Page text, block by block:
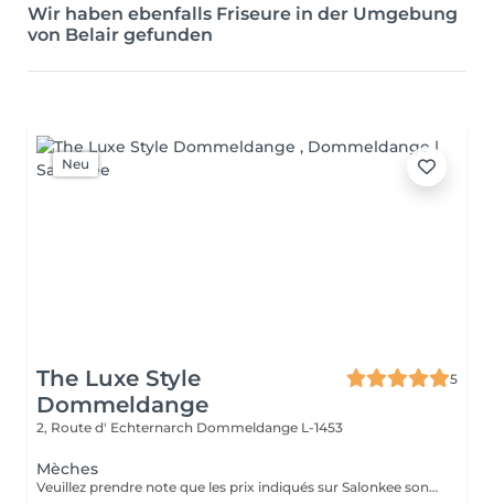
Wir haben ebenfalls Friseure in der Umgebung
von Belair gefunden
Neu
The Luxe Style
Dommeldange
5
2, Route d' Echternarch Dommeldange L-1453
Mèches
Veuillez prendre note que les prix indiqués sur Salonkee sont communiqués à titre informatif et s'entendent de base. Ces derniers sont susceptibles de varier selon le diagnostic réalisé à votre arrivée au salon et l'expertise du professionnel à qui vous confiez votre beauté. Dans tous les cas, un devis précis vous sera proposé et toutes réalisations de prestations seront effectuées avec votre accord. Un grand merci d'avance pour votre compréhension. Au plaisir de vous recevoir très vite.